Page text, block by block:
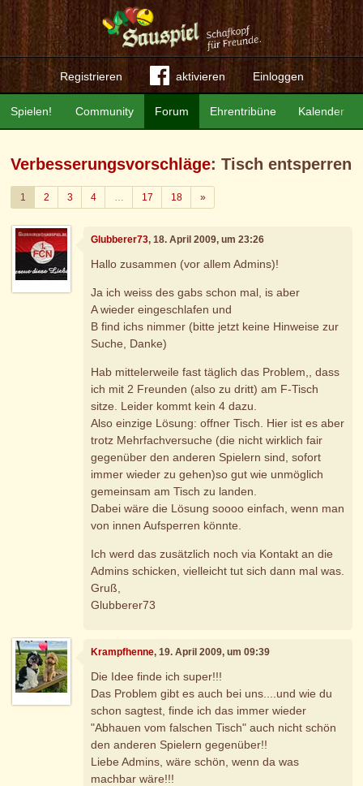
Registrieren aktivieren Einloggen
Community Forum Ehrentribüne Kalender
Spielen!
Verbesserungsvorschläge: Tisch entsperren
1 2 3 4 … 17 18 »Weiter
Glubberer73, 18. April 2009, um 23:26
Hallo zusammen (vor allem Admins)!
Ja ich weiss des gabs schon mal, is aber
A wieder eingeschlafen und
B find ichs nimmer (bitte jetzt keine Hinweise zur
Suche, Danke)
Hab mittelerweile fast täglich das Problem,, dass
ich mit 2 Freunden (also zu dritt) am F-Tisch
sitze. Leider kommt kein 4 dazu.
Also einzige Lösung: offner Tisch. Hier ist es aber
trotz Mehrfachversuche (die nicht wirklich fair
gegenüber den anderen Spielern sind, sofort
immer wieder zu gehen)so gut wie unmöglich
gemeinsam am Tisch zu landen.
Dabei wäre die Lösung soooo einfach, wenn man
von innen Aufsperren könnte.
Ich werd das zusätzlich noch via Kontakt an die
Admins schicken, vielleicht tut sich dann mal was.
Gruß,
Glubberer73
Krampfhenne, 19. April 2009, um 09:39
Die Idee finde ich super!!!
Das Problem gibt es auch bei uns....und wie du
schon sagtest, finde ich das immer wieder
"Abhauen vom falschen Tisch" auch nicht schön
den anderen Spielern gegenüber!!
Liebe Admins, wäre schön, wenn da was
machbar wäre!!!